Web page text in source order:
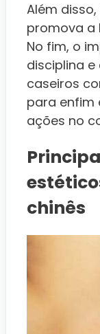
Além
promova a
No fim, o
disciplina
caseiros
para enfim
ações no
chinês